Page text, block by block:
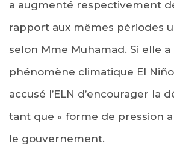
a augmenté respectivement
rapport aux mêmes périodes
selon Mme Muhamad. Si elle
phénomène climatique El
accusé l’ELN d’encourager la
tant que « forme de pression
le gouvernement.